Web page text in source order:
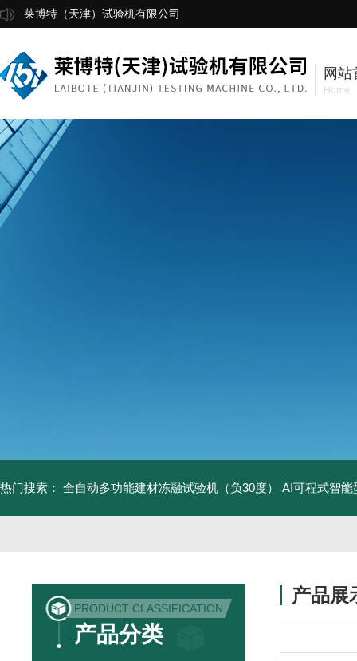
莱博特（天津）试验机有限公司
网站
Home
热门搜索： 全自动多功能建材冻融试验机（负30度） AI可程式智能
PRODUCT CLASSIFICATION
产品分类
产品展